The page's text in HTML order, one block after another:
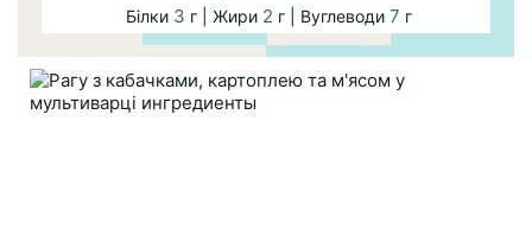
Білки 3 г | Жири 2 г | Вуглеводи 7 г